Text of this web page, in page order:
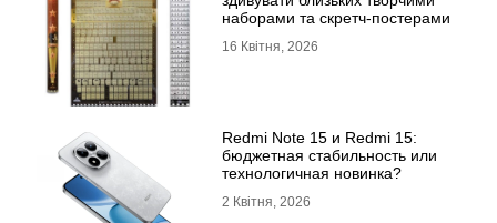
наборами та скретч-постерами
16 Квітня, 2026
Redmi Note 15 и Redmi 15:
бюджетная стабильность или
технологичная новинка?
2 Квітня, 2026